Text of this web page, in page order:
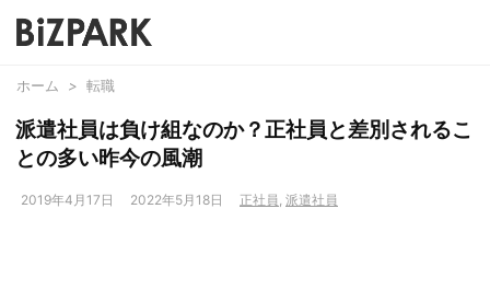
ホーム > 転職
派遣社員は負け組なのか？正社員と差別されるこ
との多い昨今の風潮
2019年4月17日 2022年5月18日 正社員, 派遣社員